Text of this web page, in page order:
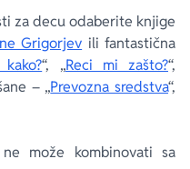
za decu odaberite knjige
Grigorjev ili fantastična
“, „Reci mi zašto?“,
– „Prevozna sredstva“,
može kombinovati sa